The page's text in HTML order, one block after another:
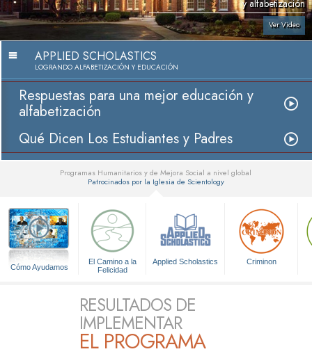
y alfabetización
Ver Video
APPLIED SCHOLASTICS
LOGRANDO ALFABETIZACIÓN Y EDUCACIÓN
Respuestas para una mejor educación y
alfabetización
Qué Dicen Los Estudiantes y Padres
Programas Humanitarios y de Mejora Social a nivel global
Patrocinados por la Iglesia de Scientology
Cómo Ayudamos
El Camino a la
Felicidad
Applied Scholastics Criminon
RESULTADOS DE
IMPLEMENTAR
EL PROGRAMA